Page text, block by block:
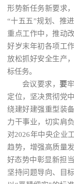
形势新任务新要求
“十五五”规划、推
重点工作中，推动
好岁末年初各项工
放松抓好安全生产
标任务。
会议要求，要
定位，坚决贯彻党
绕建好建强重型装
力干事业，切实肩
对2026年中央企业
趋势，增强高质量
好态势中彰显新担
坚持问题导向、目